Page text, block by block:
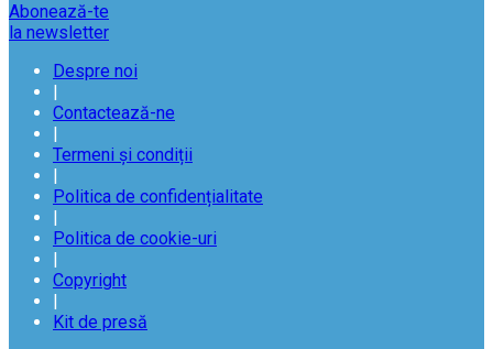
Abonează-te
la newsletter
Despre noi
Contactează-ne
Termeni și condiții
Politica de confidențialitate
Politica de cookie-uri
Copyright
Kit de presă